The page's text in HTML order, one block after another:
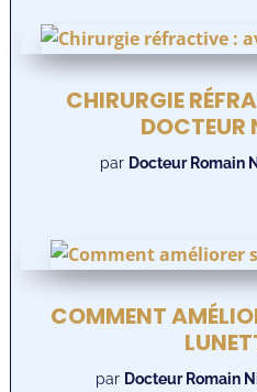
CHIRURGIE
DOCTEUR
par Docteur Romain
COMMENT
par Docteur Romain